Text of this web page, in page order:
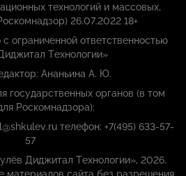
технологий и массовых,
26.07.2022 18+
ограниченной ответственностью
Технологии»
Ананьина А. Ю.
государственных органов (в том
Роскомнадзора):
телефон: +7(495) 633-57-
57
Диджитал Технологии», 2026.